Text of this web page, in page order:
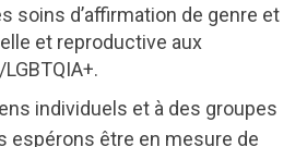
soins d’affirmation de genre et
et reproductive aux
individuels et à des groupes
espérons être en mesure de